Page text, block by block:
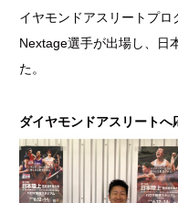
イヤモンドアスリートプロ
Nextage選手が出場し、日
た。
ダイヤモンドアスリートへ